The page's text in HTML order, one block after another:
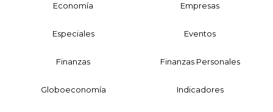
Economía Empresas
Especiales Eventos
Finanzas Finanzas Personales
Globoeconomía Indicadores